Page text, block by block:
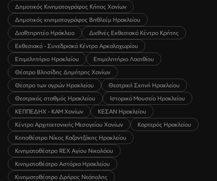
Δημοτικός Κινηματογράφος Κήπος Χανίων
Δημοτικός κινηματογράφος Βηθλεέμ Ηρακλείου
ΔιαRτηρητέο Ηράκλειο
Διεθνές Εκθεσιακό Κέντρο Κρήτης
Εκθεσιακό - Συνεδριακό Κέντρο Αρκαλοχωρίου
Επιμελητήριο Ηρακλείου
Επιμελητήριο Λασιθίου
Θέατρο Βλησίδης Δημήτρης Χανίων
Θέατρο των αγρών Ηρακλείου
Θεατρική Σκηνή Ηρακλείου
Θεατρικός σταθμός Ηρακλείου
Ιστορικό Μουσείο Ηρακλείου
ΚΕΠΠΕΔΗΧ - ΚΑΜ Χανίων
ΚΕΣΑΝ Ηρακλείου
Κέντρο Αρχιτεκτονικής Μεσογείου Χανίων
Καρτερός Ηρακλείου
Κηποθέατρο Νίκος Καζαντζάκης Ηρακλείου
Κινηματοθέατρο REX Αγίου Νικολάου
Κινηματοθέατρο Αστόρια Ηρακλείου
Κινηματοθέατρο Δρήρος Νεάπολης